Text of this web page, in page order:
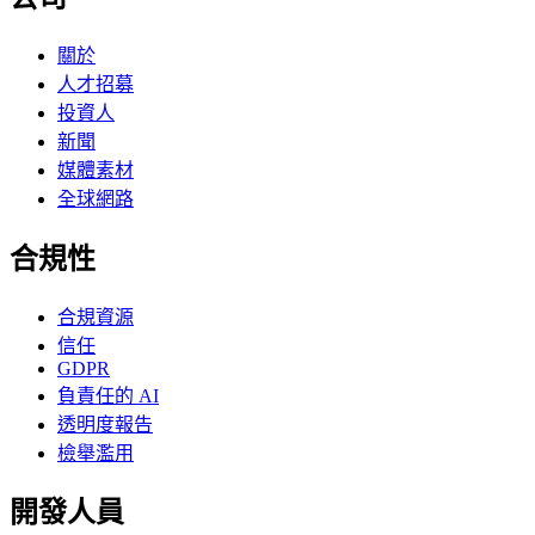
關於
人才招募
投資人
新聞
媒體素材
全球網路
合規性
合規資源
信任
GDPR
負責任的 AI
透明度報告
檢舉濫用
開發人員